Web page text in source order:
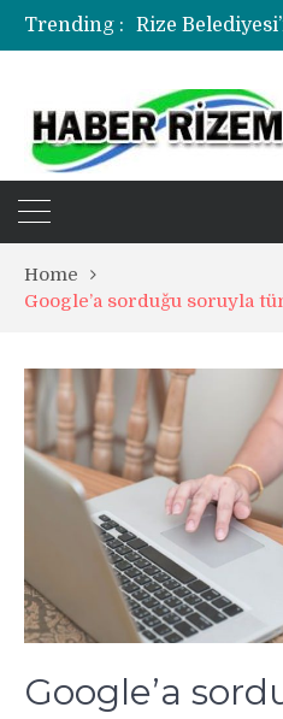
Trending :
Rize
Rize’de
Home
Google’a sorduğu soruyla
Google’a